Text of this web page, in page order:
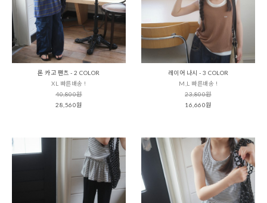
론 카고 팬츠 - 2 COLOR
XL 빠른배송 !
40,800원
28,560원
레이어 나시 - 3 COLOR
M,L 빠른배송 !
23,800원
16,660원